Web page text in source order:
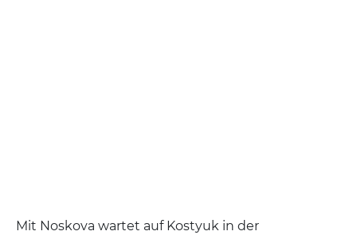
Mit Noskova wartet auf Kostyuk in der